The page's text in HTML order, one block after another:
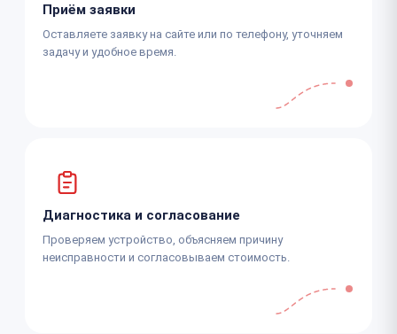
Приём заявки
Оставляете заявку на сайте или по телефону, уточняем
задачу и удобное время.
Диагностика и согласование
Проверяем устройство, объясняем причину
неисправности и согласовываем стоимость.